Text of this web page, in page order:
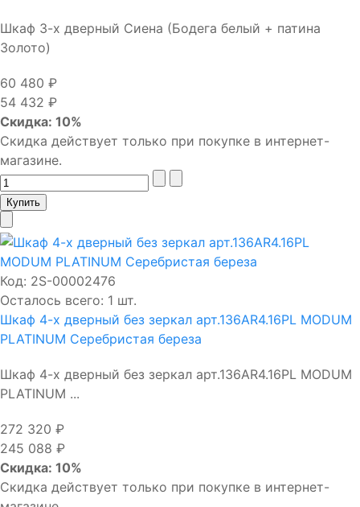
Шкаф 3-х дверный Сиена (Бодега белый + патина
Золото)
60 480 ₽
54 432 ₽
Скидка: 10%
Скидка действует только при покупке в интернет-
магазине.
Код: 2S-00002476
Осталось всего: 1 шт.
Шкаф 4-х дверный без зеркал арт.136AR4.16PL MODUM
PLATINUM Серебристая береза
Шкаф 4-х дверный без зеркал арт.136AR4.16PL MODUM
PLATINUM ...
272 320 ₽
245 088 ₽
Скидка: 10%
Скидка действует только при покупке в интернет-